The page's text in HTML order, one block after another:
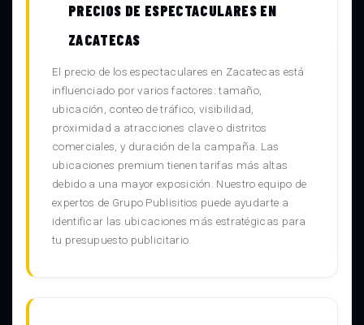
PRECIOS DE ESPECTACULARES EN
ZACATECAS
El precio de los espectaculares en Zacatecas está
influenciado por varios factores: tamaño,
ubicación, conteo de tráfico, visibilidad,
proximidad a atracciones clave o distritos
comerciales, y duración de la campaña. Las
ubicaciones premium tienen tarifas más altas
debido a una mayor exposición. Nuestro equipo de
expertos de Grupo Publisitios puede ayudarte a
identificar las ubicaciones más estratégicas para
tu presupuesto publicitario.